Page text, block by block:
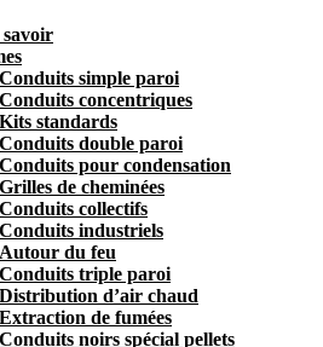
Conduits simple paroi
Conduits concentriques
Kits standards
Conduits double paroi
Conduits pour condensation
Grilles de cheminées
Conduits collectifs
Conduits industriels
Autour du feu
Conduits triple paroi
Distribution d’air chaud
Extraction de fumées
Conduits noirs spécial pellets